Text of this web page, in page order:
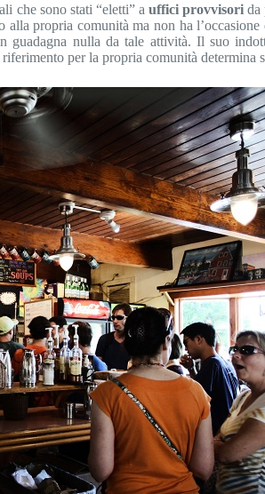
che sono stati “eletti” auffici provvisori da
propria comunità ma non ha
guadagna nulla da tale attività. Il suo
per la propria comunità determina